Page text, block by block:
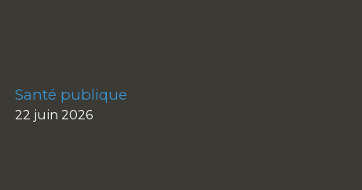
Santé publique
22 juin 2026